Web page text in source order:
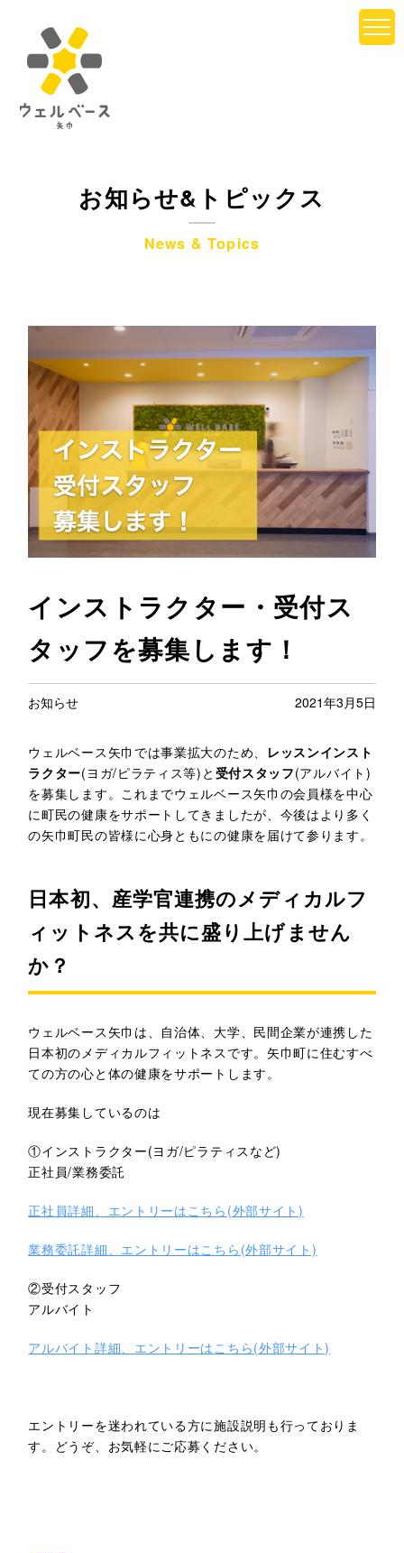
お知らせ&トピックス
News & Topics
インストラクター・受付ス
タッフを募集します！
お知らせ 2021年3月5日
ウェルベース矢巾では事業拡大のため、
レッスンインスト
ラクター(ヨガ/ピラティス等)と 受付スタッフ(アルバイト)
を募集します。これまでウェルベース矢巾の会員様を中心
に町民の健康をサポートしてきましたが、今後はより多く
の矢巾町民の皆様に心身ともにの健康を届けて参ります。
日本初、産学官連携のメディカルフ
ィットネスを共に盛り上げません
か？
ウェルベース矢巾は、自治体、大学、民間企業が連携した
日本初のメディカルフィットネスです。矢巾町に住むすべ
ての方の心と体の健康をサポートします。
現在募集しているのは
①インストラクター(ヨガ/ピラティスなど)
正社員/業務委託
正社員詳細、エントリーはこちら(外部サイト)
業務委託詳細、エントリーはこちら(外部サイト)
②受付スタッフ
アルバイト
アルバイト詳細、エントリーはこちら(外部サイト)
エントリーを迷われている方に施設説明も行っておりま
す。どうぞ、お気軽にご応募ください。